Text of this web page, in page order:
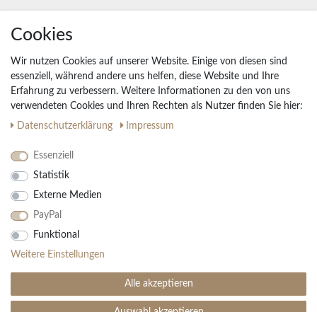
Unternehmen
Widerrufs­recht
Vertrag widerrufen
Impressum
Daten­schutz­erklärung
AGB
Ihre Vorteile
30 Tage Rückgaberecht
Große Auswahl
Einfache Auftragsverfolgung
Cookies
Wir nutzen Cookies auf unserer Website. Einige von diesen sind
essenziell, während andere uns helfen, diese Website und Ihre
Erfahrung zu verbessern. Weitere Informationen zu den von uns
verwendeten Cookies und Ihren Rechten als Nutzer finden Sie hier:
Daten­schutz­erklärung
Impressum
Essenziell
Statistik
Externe Medien
PayPal
Funktional
Weitere Einstellungen
Alle akzeptieren